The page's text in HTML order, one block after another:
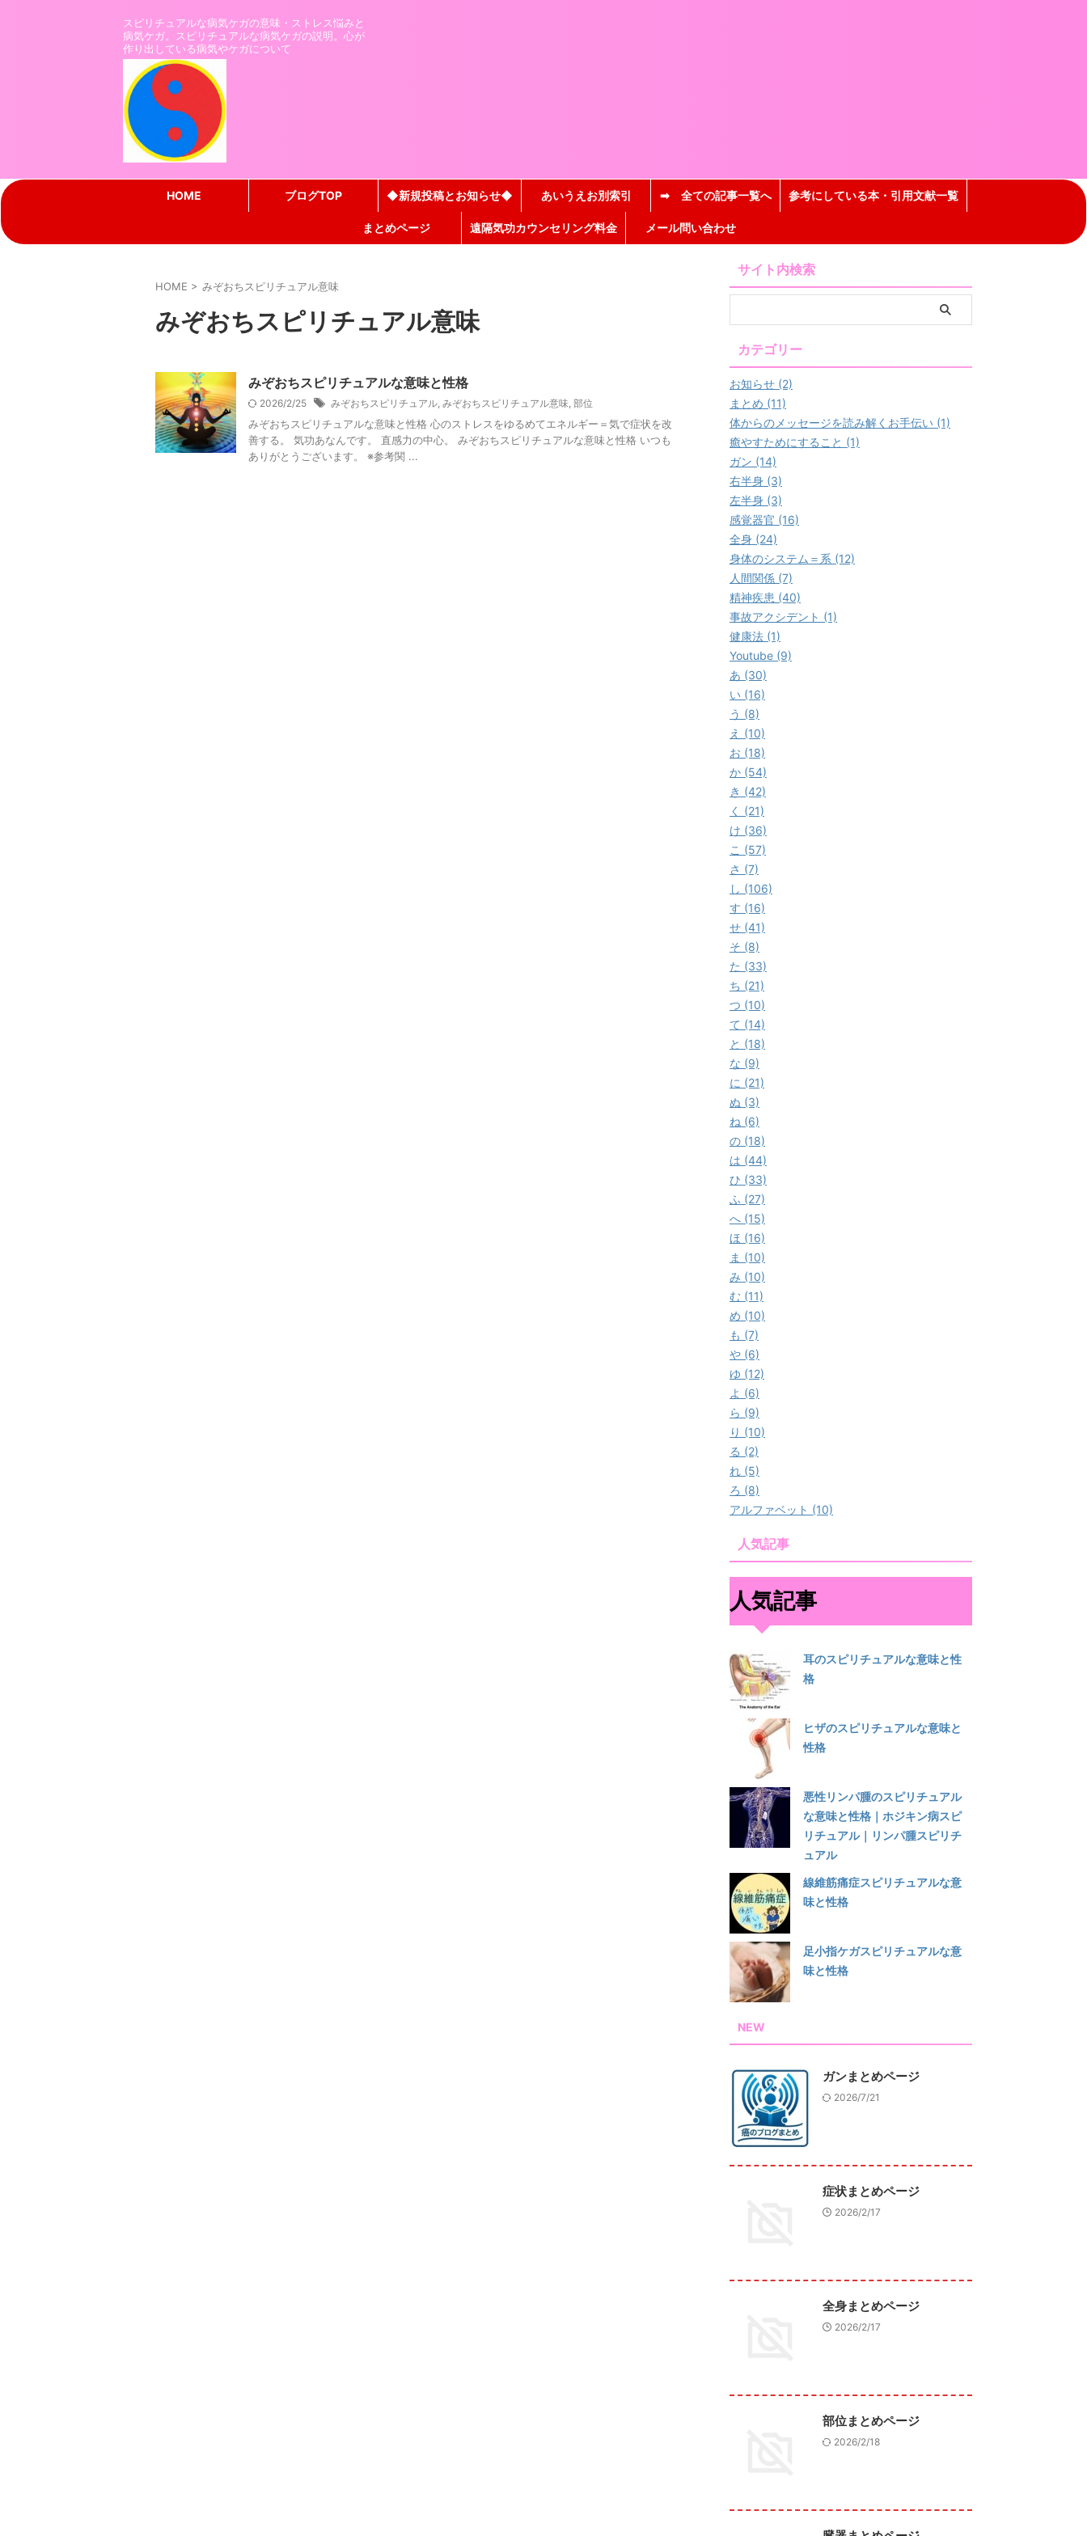
スピリチュアルな病気ケガの意味・ストレス悩みと
病気ケガ。スピリチュアルな病気ケガの説明。心が
作り出している病気やケガについて
HOME ブログTOP ◆新規投稿とお知らせ◆ あいうえお別索引 ➡ 全ての記事一覧へ 参考にしている本・引用文献一覧
まとめページ 遠隔気功カウンセリング料金 メール問い合わせ
HOME > みぞおちスピリチュアル意味
みぞおちスピリチュアル意味
みぞおちスピリチュアルな意味と性格
2026/2/25 みぞおちスピリチュアル, みぞおちスピリチュアル意味, 部位
みぞおちスピリチュアルな意味と性格 心のストレスをゆるめてエネルギー＝気で症状を改
善する。 気功あなんです。 直感力の中心。 みぞおちスピリチュアルな意味と性格 いつも
ありがとうございます。 ※参考関 ...
サイト内検索
カテゴリー
お知らせ (2)
まとめ (11)
体からのメッセージを読み解くお手伝い (1)
癒やすためにすること (1)
ガン (14)
右半身 (3)
左半身 (3)
感覚器官 (16)
全身 (24)
身体のシステム＝系 (12)
人間関係 (7)
精神疾患 (40)
事故アクシデント (1)
健康法 (1)
Youtube (9)
あ (30)
い (16)
う (8)
え (10)
お (18)
か (54)
き (42)
く (21)
け (36)
こ (57)
さ (7)
し (106)
す (16)
せ (41)
そ (8)
た (33)
ち (21)
つ (10)
て (14)
と (18)
な (9)
に (21)
ぬ (3)
ね (6)
の (18)
は (44)
ひ (33)
ふ (27)
へ (15)
ほ (16)
ま (10)
み (10)
む (11)
め (10)
も (7)
や (6)
ゆ (12)
よ (6)
ら (9)
り (10)
る (2)
れ (5)
ろ (8)
アルファベット (10)
人気記事
人気記事
耳のスピリチュアルな意味と性
格
ヒザのスピリチュアルな意味と
性格
悪性リンパ腫のスピリチュアル
な意味と性格｜ホジキン病スピ
リチュアル｜リンパ腫スピリチ
ュアル
線維筋痛症スピリチュアルな意
味と性格
足小指ケガスピリチュアルな意
味と性格
NEW
ガンまとめページ
2026/7/21
症状まとめページ
2026/2/17
全身まとめページ
2026/2/17
部位まとめページ
2026/2/18